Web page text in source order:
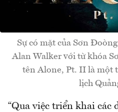
Sự có mặt của Sơn
Alan Walker với từ khóa
tên Alone, Pt. II là một
lịch
“Qua việc triển khai các